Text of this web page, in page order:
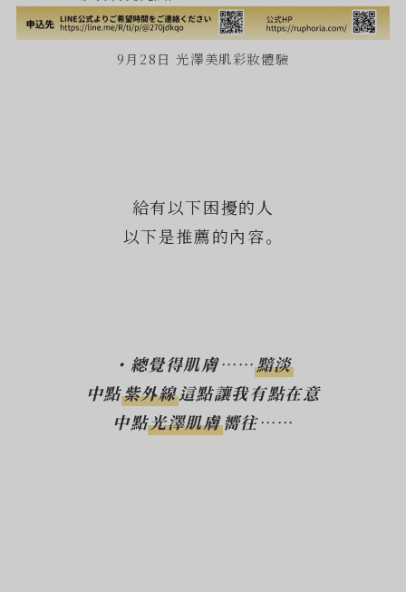
9月28日 光澤美肌彩妝體驗
給有以下困擾的人
以下是推薦的內容。
・總覺得肌膚……黯淡
中點紫外線這點讓我有點在意
中點光澤肌膚嚮往……